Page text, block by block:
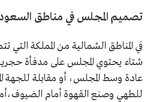
تصميم المجلس في مناطق
في المناطق الشمالية من المملكة التي
شتاء يحتوي المجلس على مدفأة
عادة وسط المجلس، أو مقابلة
للطهي وصنع القهوة أمام